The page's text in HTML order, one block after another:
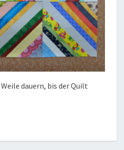
dauern, bis der Quilt